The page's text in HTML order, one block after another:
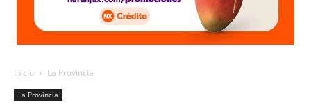
Inicio La Provincia
La Provincia